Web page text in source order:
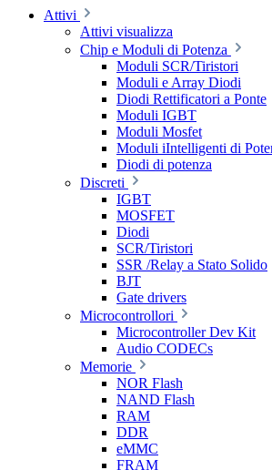
Attivi
Attivi visualizza
Chip e Moduli di Potenza
Moduli SCR/Tiristori
Moduli e Array Diodi
Diodi Rettificatori a Ponte
Moduli IGBT
Moduli Mosfet
Moduli iIntelligenti di
Diodi di potenza
Discreti
IGBT
MOSFET
Diodi
SCR/Tiristori
SSR /Relay a Stato Solido
BJT
Gate drivers
Microcontrollori
Microcontroller Dev Kit
Audio CODECs
Memorie
NOR Flash
NAND Flash
RAM
DDR
eMMC
FRAM